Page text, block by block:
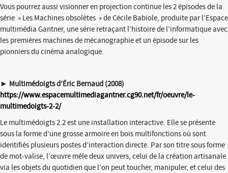
Vous pourrez aussi visionner en projection continue les 2 épisodes de la
série » Les Machines obsolètes » de Cécile Babiole, produite par l’Espace
multimédia Gantner, une série retraçant l’histoire de l’informatique avec
les premières machines de mécanographie et un épisode sur les
pionniers du cinéma analogique.
► Multimédoigts d’Éric Bernaud (2008)
https://www.espacemultimediagantner.cg90.net/fr/oeuvre/le-
multimedoigts-2-2/
Le multimédoigts 2.2 est une installation interactive. Elle se présente
sous la forme d’une grosse armoire en bois multifonctions où sont
identifiés plusieurs postes d’interaction directe. Par son titre sous forme
de mot-valise, l’œuvre mêle deux univers, celui de la création artisanale
via les objets du quotidien que l’on peut toucher, manipuler, et celui des